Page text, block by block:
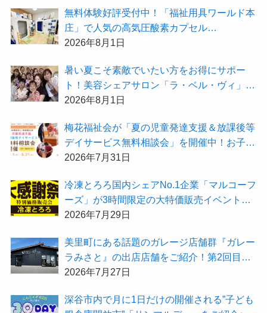
無料体験好評受付中！「福祉用具ワールド本
庄」で人気の高気圧酸素カプセル
「O2BOX（30分500円）」で夏バテ撃退★
2026年8月1日
暑い夏こそ素敵でいたい方をお得にサポー
ト！美容シェアサロン「ラ・ベル・ヴィ」か
ら2026年8月のお得情報が届きました！
2026年8月1日
梅花福祉会が「夏の児童発達支援＆放課後等
デイサービス無料相談会」を開催中！お子さ
まの「できた！」を増やす夏にしてみません
2026年7月31日
冷凍とろろ国内シェアNo.1企業「マルコーフ
ーズ」が3時間限定の大特価販売イベント
『夏の大感謝祭2026」を開催！
2026年7月29日
美里町にある話題のガレージ店舗群『ガレー
ラみさと』の出店店舗をご紹介！第2回目は
「Hair Salon ULU（ウル）美里店」
2026年7月27日
深谷市内で月に1日だけの開催される”子ども